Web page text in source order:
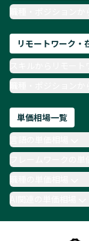
TypeScript
職種・ポジションか
リモートワーク・
職種・ポジションか
単価相場一覧
職種の単価相場
AI関連の単価相場